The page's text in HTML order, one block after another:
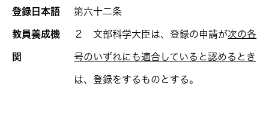
登録日本語
教員養成機
関
第六十二条
２ 文部科学大臣は、登録の申請が次の各
号のいずれにも適合していると認めるとき
は、登録をするものとする。